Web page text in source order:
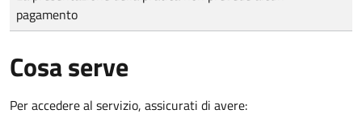
pagamento
Cosa serve
Per accedere al servizio, assicurati di avere: